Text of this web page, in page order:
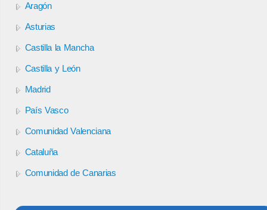
Aragón
Asturias
Castilla la Mancha
Castilla y León
Madrid
País Vasco
Comunidad Valenciana
Cataluña
Comunidad de Canarias